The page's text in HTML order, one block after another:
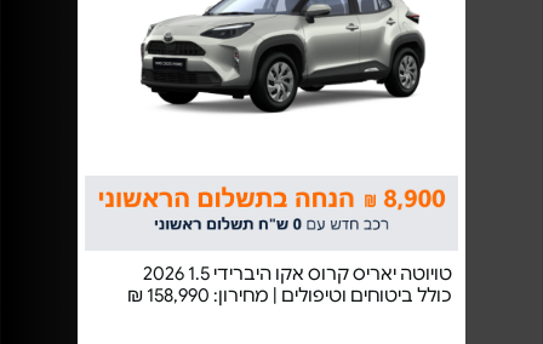
טויוטה יאריס קרוס אקו היברידי 1.5 2026
כולל ביטוחים וטיפולים | מחירון: 158,990 ₪